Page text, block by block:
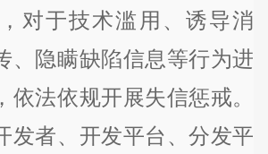
对于技术滥用、诱导消
、隐瞒缺陷信息等行为进
依法依规开展失信惩戒。
发者、开发平台、分发平